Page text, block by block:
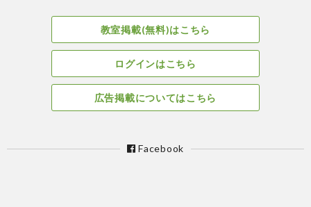
教室掲載(無料)はこちら
ログインはこちら
広告掲載についてはこちら
Facebook